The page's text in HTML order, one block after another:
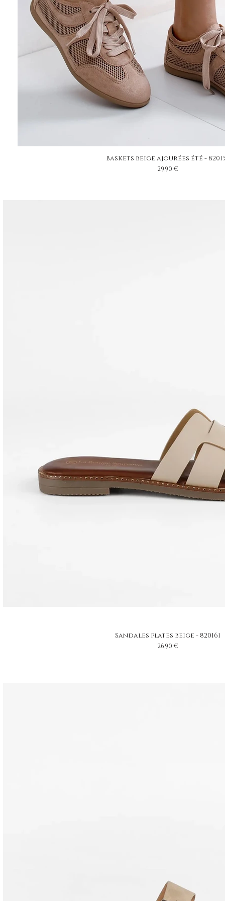
Baskets beige ajourées été -
Prix
29,90 €
Sandales plates beige - 820161
Prix
26,90 €